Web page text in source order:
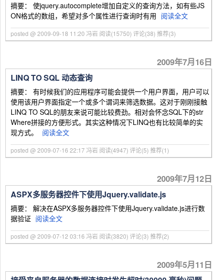
摘要： 使jquery.autocomplete增加自定义的查询方法，如有些JS
ON格式的数组，希望对多个属性进行查询时有用 阅读全文
posted @ 2009-09-18 11:20 冯岩 阅读(15750) 评论(38) 推荐(3)
2009年7月16日
LINQ TO SQL 动态查询
摘要： 有时候我们的应用程序可能会提供一个用户界面，用户可以
使用该用户界面指定一个或多个谓词来筛选数据。这对于刚刚接触
LINQ TO SQL的朋友来说可能比较费劲。相对会怀念SQL下的str
Where拼接的方便形式。其实这种情况下LINQ也有比较简单的实
现方式。
阅读全文
posted @ 2009-07-16 22:17 冯岩 阅读(4947) 评论(5) 推荐(1)
2009年7月12日
ASPX多服务器控件下使用Jquery.validate.js
摘要： 解决在ASPX多服务器控件下使用Jquery.validate.js进行数
据验证 阅读全文
posted @ 2009-07-12 03:16 冯岩 阅读(3820) 评论(3) 推荐(2)
2009年5月11日